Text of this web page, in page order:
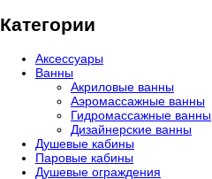
Категории
Аксессуары
Ванны
Акриловые ванны
Аэромассажные ванны
Гидромассажные ванны
Дизайнерские ванны
Душевые кабины
Паровые кабины
Душевые ограждения